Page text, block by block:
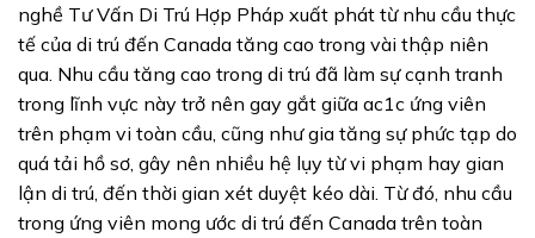
nghề Tư Vấn Di Trú Hợp Pháp xuất phát từ nhu cầu thực
tế của di trú đến Canada tăng cao trong vài thập niên
qua. Nhu cầu tăng cao trong di trú đã làm sự cạnh tranh
trong lĩnh vực này trở nên gay gắt giữa ac1c ứng viên
trên phạm vi toàn cầu, cũng như gia tăng sự phức tạp do
quá tải hồ sơ, gây nên nhiều hệ lụy từ vi phạm hay gian
lận di trú, đến thời gian xét duyệt kéo dài. Từ đó, nhu cầu
trong ứng viên mong ước di trú đến Canada trên toàn